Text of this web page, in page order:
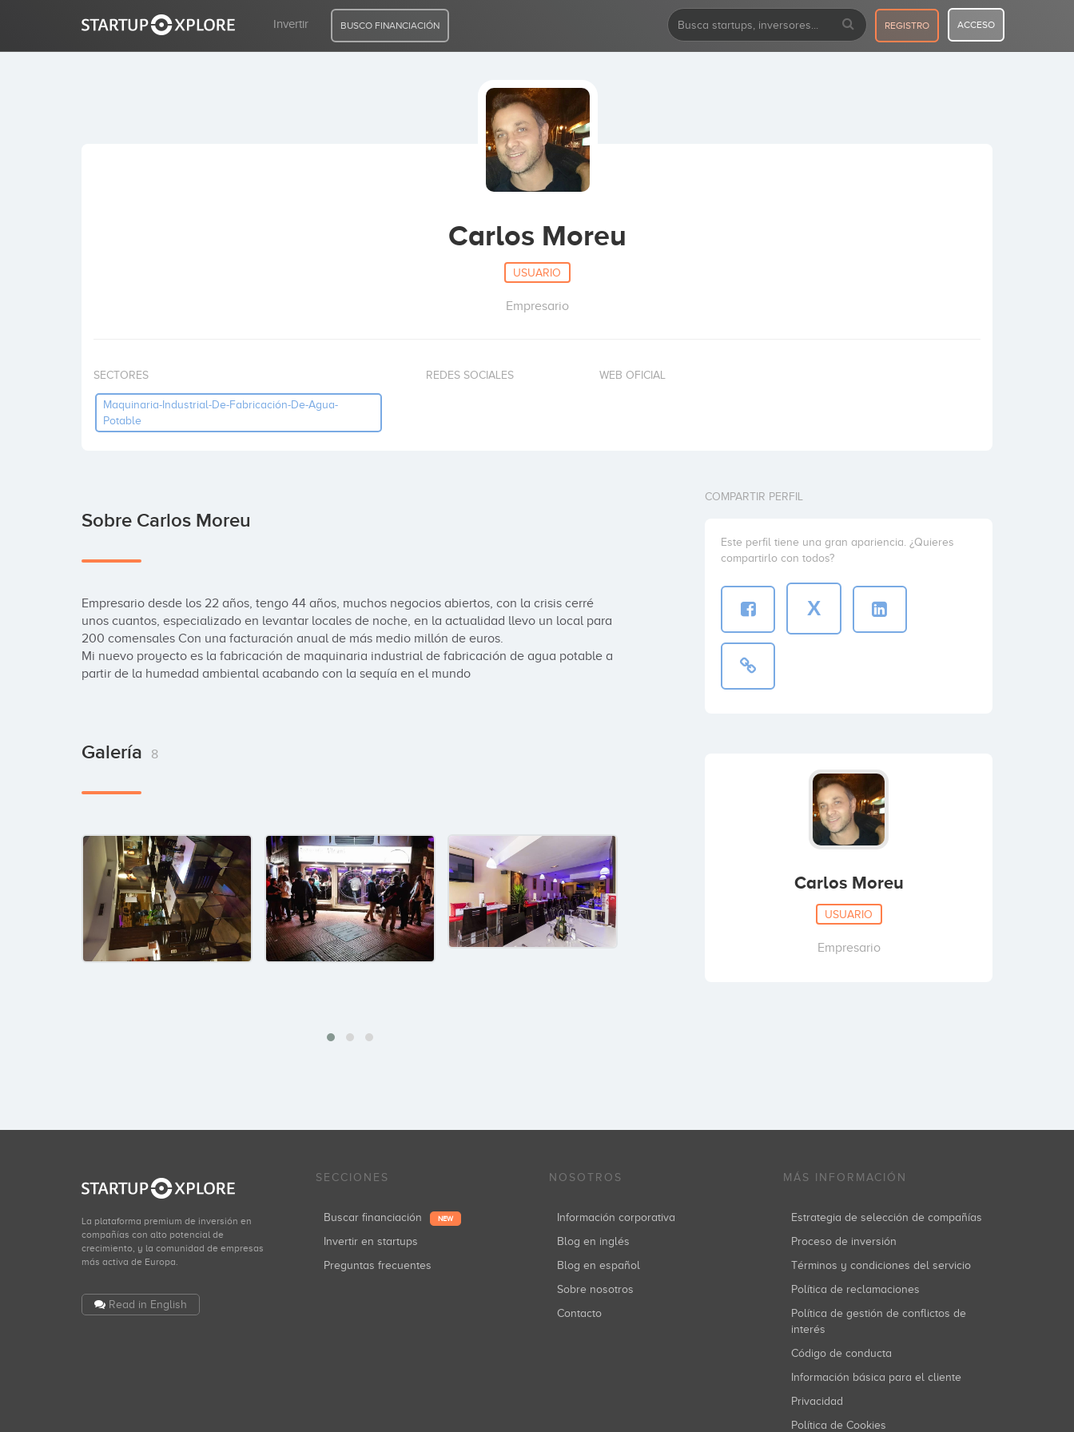
Invertir BUSCO FINANCIACIÓN REGISTRO ACCESO
Carlos Moreu
USUARIO
Empresario
SECTORES
Maquinaria-Industrial-De-Fabricación-De-Agua-
Potable
REDES SOCIALES WEB OFICIAL
Sobre Carlos Moreu
Empresario desde los 22 años, tengo 44 años, muchos negocios abiertos, con la crisis cerré
unos cuantos, especializado en levantar locales de noche, en la actualidad llevo un local para
200 comensales Con una facturación anual de más medio millón de euros.
Mi nuevo proyecto es la fabricación de maquinaria industrial de fabricación de agua potable a
partir de la humedad ambiental acabando con la sequía en el mundo
Galería 8
COMPARTIR PERFIL
Este perfil tiene una gran apariencia. ¿Quieres
compartirlo con todos?
X
Carlos Moreu
USUARIO
Empresario
La plataforma premium de inversión en
compañías con alto potencial de
crecimiento, y la comunidad de empresas
más activa de Europa.
Read in English
SECCIONES
Buscar financiación NEW
Invertir en startups
Preguntas frecuentes
NOSOTROS
Información corporativa
Blog en inglés
Blog en español
Sobre nosotros
Contacto
MÁS INFORMACIÓN
Estrategia de selección de compañías
Proceso de inversión
Términos y condiciones del servicio
Política de reclamaciones
Política de gestión de conflictos de
interés
Código de conducta
Información básica para el cliente
Privacidad
Política de Cookies